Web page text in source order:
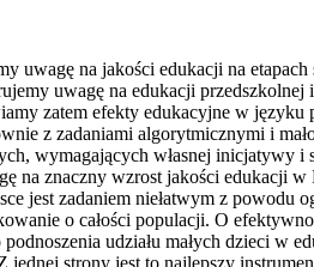
uwagę na jakości edukacji na
uwagę na edukacji
zatem efekty edukacyjne w
z zadaniami algorytmicznymi i
wymagających własnej
na znaczny wzrost jakości edukacji
jest zadaniem niełatwym z powodu
o całości populacji. O
udziału małych dzieci